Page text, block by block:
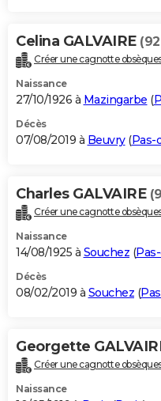
Celina GALVAIRE
Créer une cagnotte
Naissance
27/10/1926 à Mazingarbe (
Décès
07/08/2019 à Beuvry(Pas-
Charles GALVAIRE
Créer une cagnotte
Naissance
14/08/1925 à Souchez (
Décès
08/02/2019 à Souchez (
Georgette
Créer une cagnotte
Naissance